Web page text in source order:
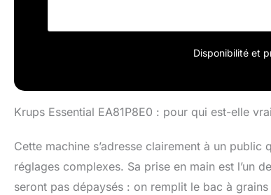
dure
Disponibilité et
Krups Essential EA81P8E0 : pour qui est-elle
Cette machine s’adresse clairement à un
réglages complexes. Sa prise en main est l’un
seront pas dépaysés : on remplit le bac à